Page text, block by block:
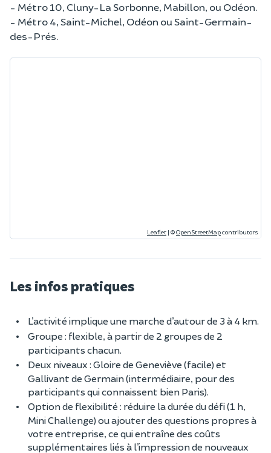
- Métro 10, Cluny-La Sorbonne, Mabillon, ou Odéon.
- Métro 4, Saint-Michel, Odéon ou Saint-Germain-
des-Prés.
Leaflet | ©OpenStreetMapcontributors
Les infos pratiques
L’activité implique une marche d’autour de 3 à 4 km.
Groupe : flexible, à partir de 2 groupes de 2
participants chacun.
Deux niveaux : Gloire de Geneviève (facile) et
Gallivant de Germain (intermédiaire, pour des
participants qui connaissent bien Paris).
Option de flexibilité : réduire la durée du défi (1 h,
Mini Challenge) ou ajouter des questions propres à
votre entreprise, ce qui entraîne des coûts
supplémentaires liés à l’impression de nouveaux